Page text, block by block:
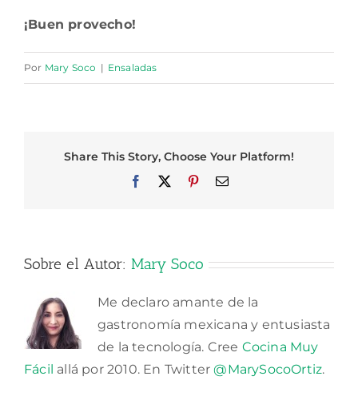
¡Buen provecho!
Por Mary Soco | Ensaladas
Share This Story, Choose Your Platform!
Facebook PinterestCorreo
Sobre el Autor: Mary Soco
Me declaro amante de la
gastronomía mexicana y entusiasta
de la tecnología. Cree Cocina Muy
Fácil allá por 2010. En Twitter@MarySocoOrtiz.